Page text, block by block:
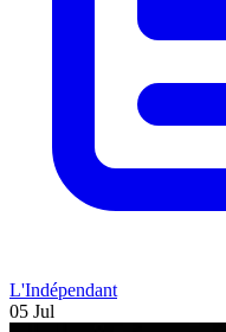
L'Indépendant
05 Jul